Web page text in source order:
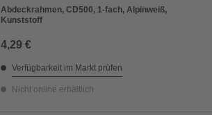
Abdeckrahmen, CD500, 1-fach, Alpinweiß,
Kunststoff
4,29 €
Verfügbarkeit im Markt prüfen
Nicht online erhältlich